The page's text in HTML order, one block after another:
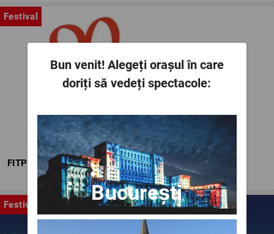
Festival
FITPTI
Festival
Bun venit!Alegeți orașul în care
doriți să vedeți spectacole:
București